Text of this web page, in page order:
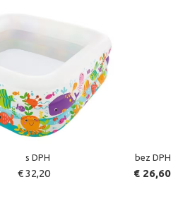
s DPH bez DPH
€ 32,20 € 26,60